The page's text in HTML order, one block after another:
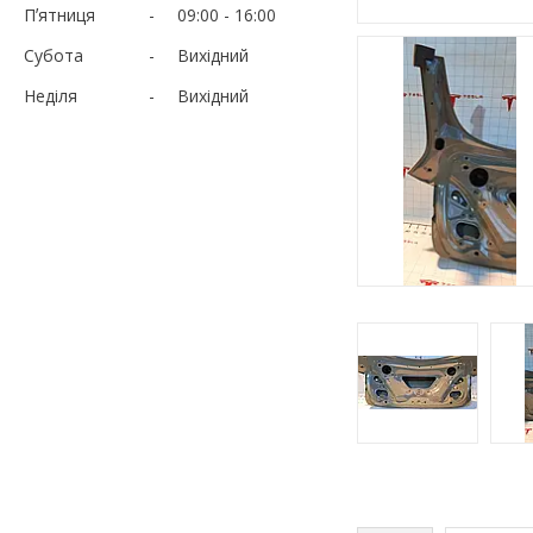
Пʼятниця 09:00
16:00
Субота
Вихідний
Неділя
Вихідний